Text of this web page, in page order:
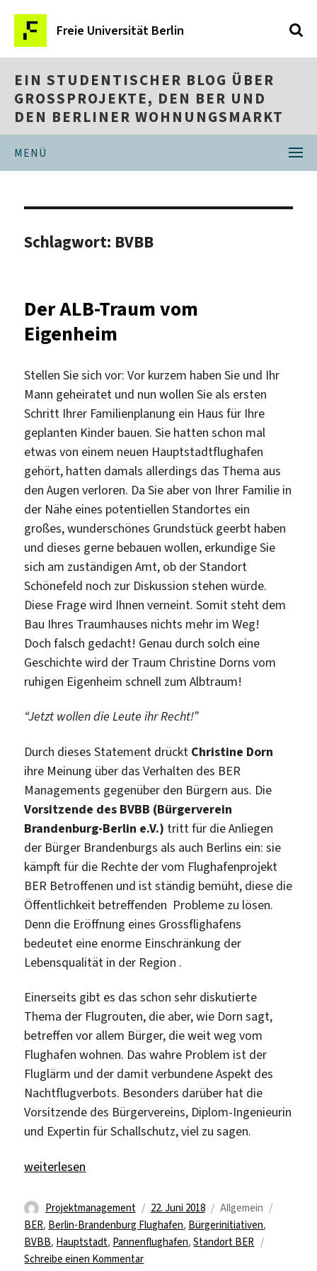
Freie Universität Berlin
EIN STUDENTISCHER BLOG ÜBER
GROSSPROJEKTE, DEN BER UND D
EN BERLINER WOHNUNGSMARKT
MENÜ
Schlagwort: BVBB
Der ALB-Traum vom
Eigenheim
Stellen Sie sich vor: Vor kurzem haben Sie und Ihr
Mann geheiratet und nun wollen Sie als ersten
Schritt Ihrer Familienplanung ein Haus für Ihre
geplanten Kinder bauen. Sie hatten schon mal
etwas von einem neuen Hauptstadtflughafen
gehört, hatten damals allerdings das Thema aus
den Augen verloren. Da Sie aber von Ihrer Familie in
der Nähe eines potentiellen Standortes ein
großes, wunderschönes Grundstück geerbt haben
und dieses gerne bebauen wollen, erkundige Sie
sich am zuständigen Amt, ob der Standort
Schönefeld noch zur Diskussion stehen würde.
Diese Frage wird Ihnen verneint. Somit steht dem
Bau Ihres Traumhauses nichts mehr im Weg!
Doch falsch gedacht! Genau durch solch eine
Geschichte wird der Traum Christine Dorns vom
ruhigen Eigenheim schnell zum Albtraum!
“Jetzt wollen die Leute ihr Recht!”
Durch dieses Statement drückt Christine Dorn
ihre Meinung über das Verhalten des BER
Managements gegenüber den Bürgern aus. Die
Vorsitzende des BVBB (Bürgerverein
Brandenburg-Berlin e.V.) tritt für die Anliegen
der Bürger Brandenburgs als auch Berlins ein: sie
kämpft für die Rechte der vom Flughafenprojekt
BER Betroffenen und ist ständig bemüht, diese die
Öffentlichkeit betreffenden Probleme zu lösen.
Denn die Eröffnung eines Grossflighafens
bedeutet eine enorme Einschränkung der
Lebensqualität in der Region .
Einerseits gibt es das schon sehr diskutierte
Thema der Flugrouten, die aber, wie Dorn sagt,
betreffen vor allem Bürger, die weit weg vom
Flughafen wohnen. Das wahre Problem ist der
Fluglärm und der damit verbundene Aspekt des
Nachtflugverbots. Besonders darüber hat die
Vorsitzende des Bürgervereins, Diplom-Ingenieurin
und Expertin für Schallschutz, viel zu sagen.
„Der ALB-Traum vom Eigenheim“
weiterlesen
Autor
Projektmanagement
Veröffentlicht
am
22. Juni 2018 Kategorien
Allgemein
BER, Berlin-Brandenburg Flughafen, Bürgerinitiativen,
BVBB, Hauptstadt, Pannenflughafen,Standort BER
Schreibe einen Kommentarzu